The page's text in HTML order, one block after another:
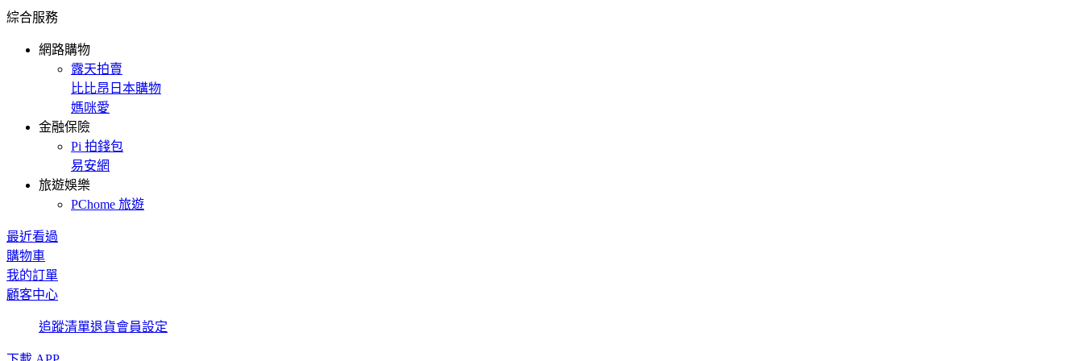
綜合服務
網路購物
露天拍賣
比比昂日本購物
媽咪愛
金融保險
Pi 拍錢包
易安網
旅遊娛樂
PChome 旅遊
最近看過
購物車
我的訂單
顧客中心
追蹤清單退貨會員設定